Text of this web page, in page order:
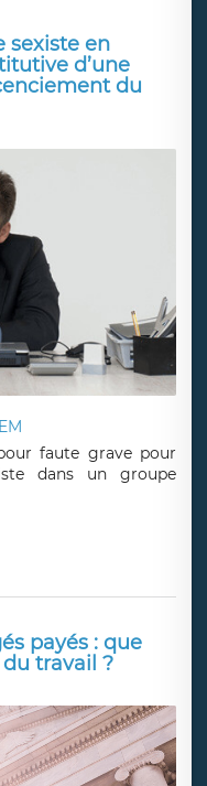
sexiste en
d’une
du
faute grave pour
dans un groupe
payés : que
travail ?